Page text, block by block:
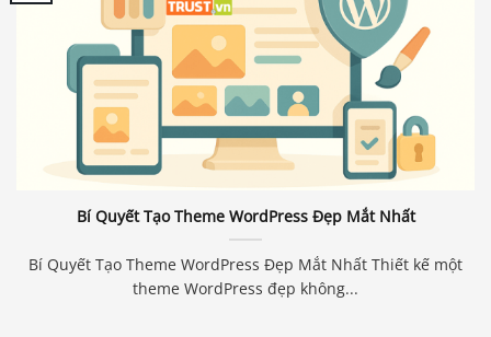
Bí Quyết Tạo Theme WordPress Đẹp Mắt Nhất
Bí Quyết Tạo Theme WordPress Đẹp Mắt Nhất Thiết kế một
theme WordPress đẹp không...